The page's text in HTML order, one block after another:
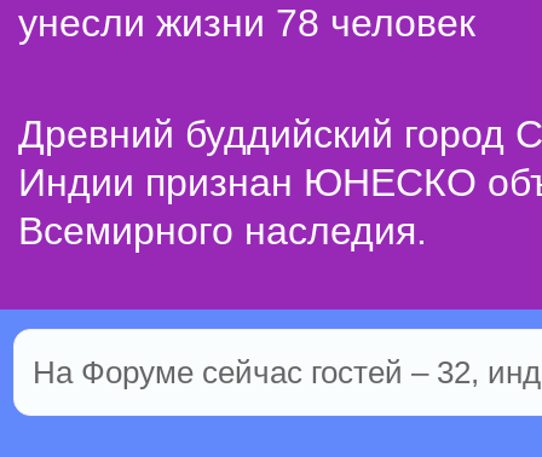
унесли жизни 78 человек
Древний буддийский город
Индии признан ЮНЕСКО
Всемирного наследия.
На Форуме сейчас гостей – 32,